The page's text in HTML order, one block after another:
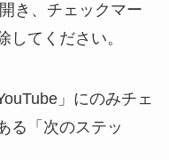
き、チェックマー
してください。
」にのみチェ
る「次のステッ